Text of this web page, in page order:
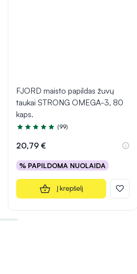
FJORD maisto papildas žuvų
taukai STRONG OMEGA-3, 80
kaps.
Įvertinimas 4.9 iš 5
(99)
20,79 €
% PAPILDOMA NUOLAIDA
Į krepšelį